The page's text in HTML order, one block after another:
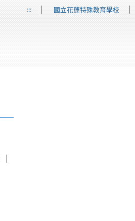
::: 國立花蓮特殊教育學校
|